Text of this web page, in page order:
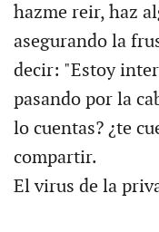
hazme reir, haz
asegurando la
decir: "Estoy
pasando por la
lo cuentas? ¿te
compartir.
El virus de la